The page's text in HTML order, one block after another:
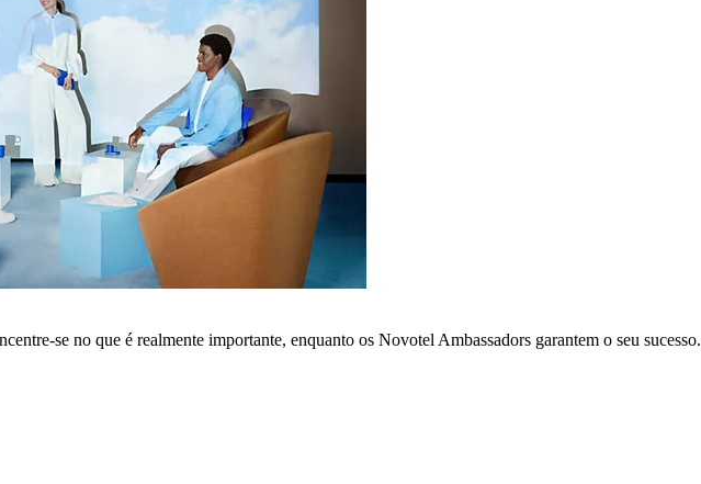
se no que é realmente importante, enquanto os Novotel Ambassadors garantem o seu sucesso.